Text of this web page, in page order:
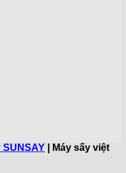
SUNSAY | Máy sấy việt